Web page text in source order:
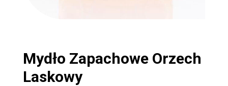
Mydło Zapachowe Orzech
Laskowy